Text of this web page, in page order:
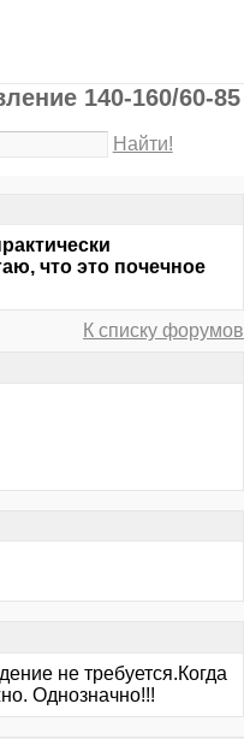
140-160/60-85
Найти!
что это почечное
К списку форумов
не требуется.Когда
Однозначно!!!